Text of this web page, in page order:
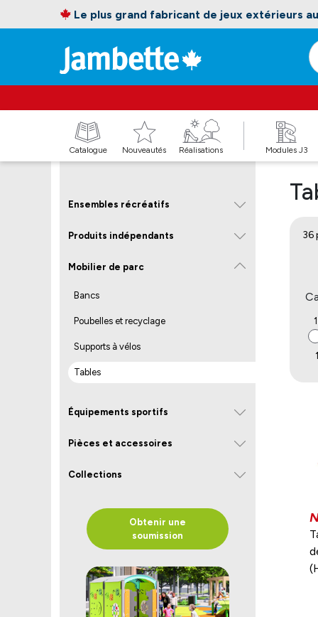
Le plus grand fabricant de jeux extérieurs
Catalogue Nouveautés Réalisations Modules J3
Ensembles récréatifs
Produits indépendants
Mobilier de parc
Bancs
Poubelles et recyclage
Supports à vélos
Tables
Équipements sportifs
Pièces et accessoires
Collections
Obtenir une
soumission
36
1
1